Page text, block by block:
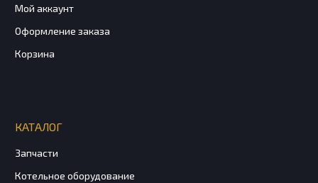
Мой аккаунт
Оформление заказа
Корзина
КАТАЛОГ
Запчасти
Котельное оборудование